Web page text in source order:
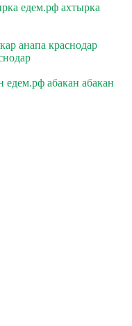
едем.рф ахтырка
анапа краснодар
едем.рф абакан абакан